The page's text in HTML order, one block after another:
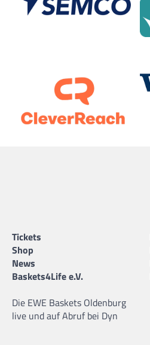
Tickets
Shop
News
Baskets4Life e.V.
Die EWE Baskets Oldenburg
live und auf Abruf bei Dyn